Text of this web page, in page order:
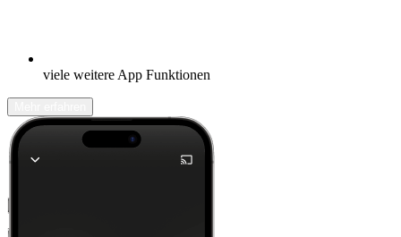
viele weitere App Funktionen